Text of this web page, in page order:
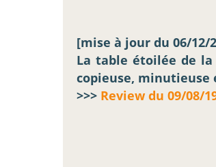
[mise à jour du 06/12/
La table étoilée de
copieuse, minutieuse
>>> Review du 09/08/